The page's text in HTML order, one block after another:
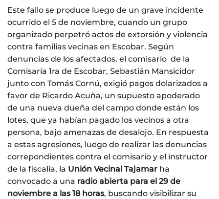
Este fallo se produce luego de un grave incidente
ocurrido el 5 de noviembre, cuando un grupo
organizado perpetró actos de extorsión y violencia
contra familias vecinas en Escobar. Según
denuncias de los afectados, el comisario de la
Comisaría 1ra de Escobar, Sebastián Mansicidor
junto con Tomás Cornú, exigió pagos dolarizados a
favor de Ricardo Acuña, un supuesto apoderado
de una nueva dueña del campo donde están los
lotes, que ya habían pagado los vecinos a otra
persona, bajo amenazas de desalojo. En respuesta
a estas agresiones, luego de realizar las denuncias
correpondientes contra el comisario y el instructor
de la fiscalía, la Unión Vecinal Tajamar ha
convocado a una radio abierta para el 29 de
noviembre a las 18 horas, buscando visibilizar su